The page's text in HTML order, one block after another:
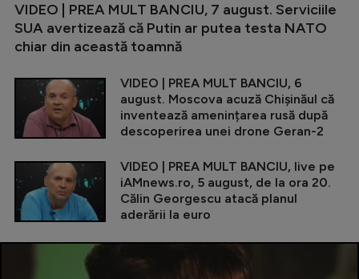
VIDEO | PREA MULT BANCIU, 7 august. Serviciile
SUA avertizează că Putin ar putea testa NATO
chiar din această toamnă
VIDEO | PREA MULT BANCIU, 6
august. Moscova acuză Chișinăul că
inventează amenințarea rusă după
descoperirea unei drone Geran-2
VIDEO | PREA MULT BANCIU, live pe
iAMnews.ro, 5 august, de la ora 20.
Călin Georgescu atacă planul
aderării la euro